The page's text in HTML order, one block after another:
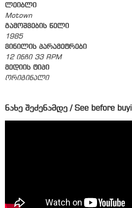
ლეიბლი
Motown
გამოშვების წელი
1985
ვინილის პარამეტრები
12 ინჩი 33 RPM
მედიის ტიპი
ორიგინალი
ნახე შეძენამდე / See before